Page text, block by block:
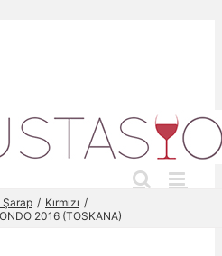
Şarap
Kırmızı
2016 (TOSKANA)